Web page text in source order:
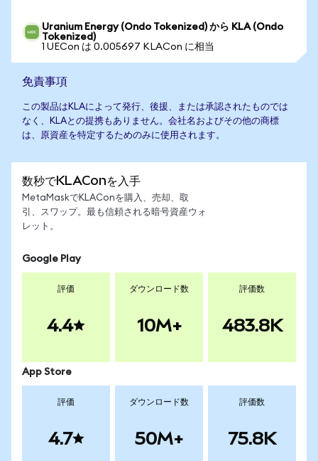
Uranium Energy (Ondo Tokenized) から KLA (Ondo
Tokenized)
1 UECon は 0.005697 KLACon に相当
免責事項
この製品はKLAによって発行、後援、または承認されたものでは
なく、KLAとの提携もありません。会社名およびその他の商標
は、原資産を特定するためのみに使用されます。
数秒でKLAConを入手
MetaMaskでKLAConを購入、売却、取
引、スワップ。最も信頼される暗号資産ウォ
レット。
Google Play
評価
4.4
ダウンロード数
10M+
評価数
483.8K
App Store
評価
4.7
ダウンロード数
50M+
評価数
75.8K